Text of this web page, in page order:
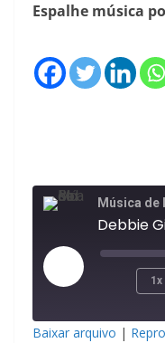
Espalhe música
Música de
Reproduzir
1x
Baixar arquivo |